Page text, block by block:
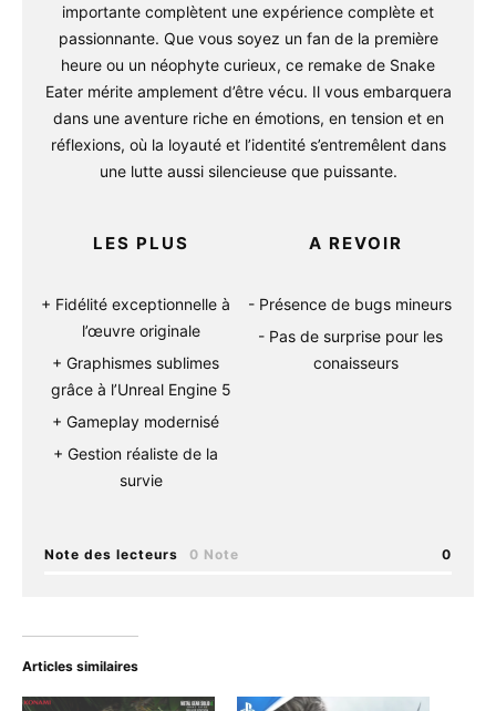
importante complètent une expérience complète et
passionnante. Que vous soyez un fan de la première
heure ou un néophyte curieux, ce remake de Snake
Eater mérite amplement d’être vécu. Il vous embarquera
dans une aventure riche en émotions, en tension et en
réflexions, où la loyauté et l’identité s’entremêlent dans
une lutte aussi silencieuse que puissante.
Note des lecteurs 0 Note 0
LES PLUS
Fidélité exceptionnelle à
l’œuvre originale
Graphismes sublimes
grâce à l’Unreal Engine 5
Gameplay modernisé
Gestion réaliste de la
survie
A REVOIR
Présence de bugs mineurs
Pas de surprise pour les
conaisseurs
Articles similaires